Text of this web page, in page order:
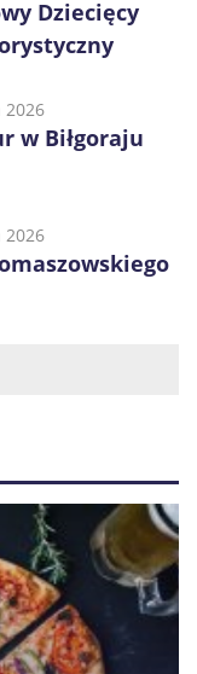
Dziecięcy
2026
w Biłgoraju
2026